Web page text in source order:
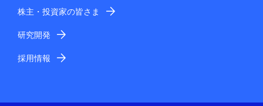
株主・投資家の皆さま
研究開発
採用情報